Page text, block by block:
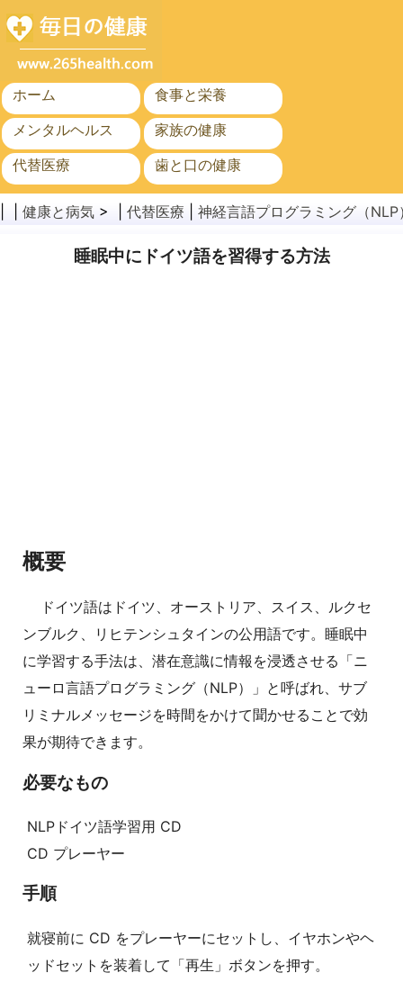
ホーム
食事と栄養
メンタルヘルス
家族の健康
代替医療
歯と口の健康
がん
公衆衛生
健康と病気 > | 代替医療 神経言語プログラミング（NLP
睡眠中にドイツ語を習得する方法
概要
ドイツ語はドイツ、オーストリア、スイス、ルクセ
ンブルク、リヒテンシュタインの公用語です。睡眠中
に学習する手法は、潜在意識に情報を浸透させる「ニ
ューロ言語プログラミング（NLP）」と呼ばれ、サブ
リミナルメッセージを時間をかけて聞かせることで効
果が期待できます。
必要なもの
NLPドイツ語学習用 CD
CD プレーヤー
手順
就寝前に CD をプレーヤーにセットし、イヤホンやヘ
ッドセットを装着して「再生」ボタンを押す。